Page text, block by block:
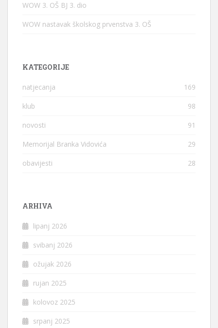
WOW 3. OŠ BJ 3. dio
WOW nastavak školskog prvenstva 3. OŠ
KATEGORIJE
natjecanja 169
klub 98
novosti 91
Memorijal Branka Vidovića 29
obavijesti 28
ARHIVA
lipanj 2026
svibanj 2026
ožujak 2026
rujan 2025
kolovoz 2025
srpanj 2025